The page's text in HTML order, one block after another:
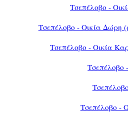
Τσεπέλοβο -
Τσεπέλοβο - Οικία Δώρη
Τσεπέλοβο - Οικία
Τσεπέλοβο
Τσεπέλοβο -